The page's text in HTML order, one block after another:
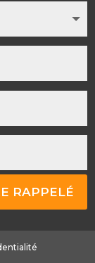
RAPPELÉ